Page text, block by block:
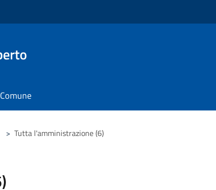
> Tutta l'amministrazione (6)